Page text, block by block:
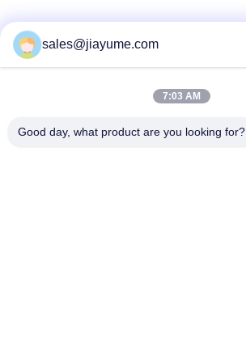
sales@jiayume.com
7:03 AM
Good day, what product are you looking for?